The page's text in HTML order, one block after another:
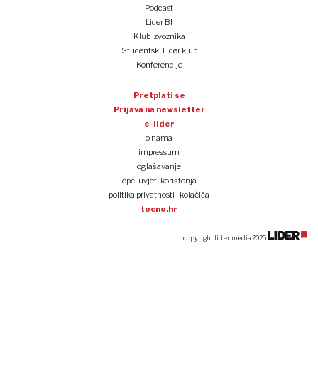
Podcast
Lider BI
Klub izvoznika
Studentski Lider klub
Konferencije
Pretplati se
Prijava na newsletter
e-lider
o nama
impressum
oglašavanje
opći uvjeti korištenja
politika privatnosti i kolačića
tocno.hr
copyright lider media 2025.